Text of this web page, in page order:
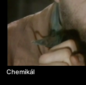
Chemikál